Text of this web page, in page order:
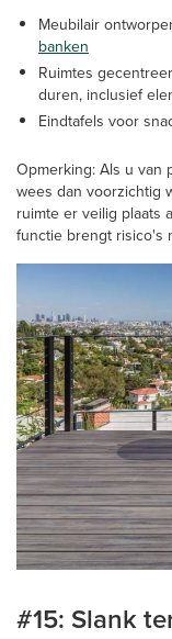
Meubilair
banken
Ruimtes
duren, inclusief
Eindtafels voor
Opmerking: Als u van
wees dan voorzichtig
ruimte er veilig plaats
functie brengt risico's
#15: Slank